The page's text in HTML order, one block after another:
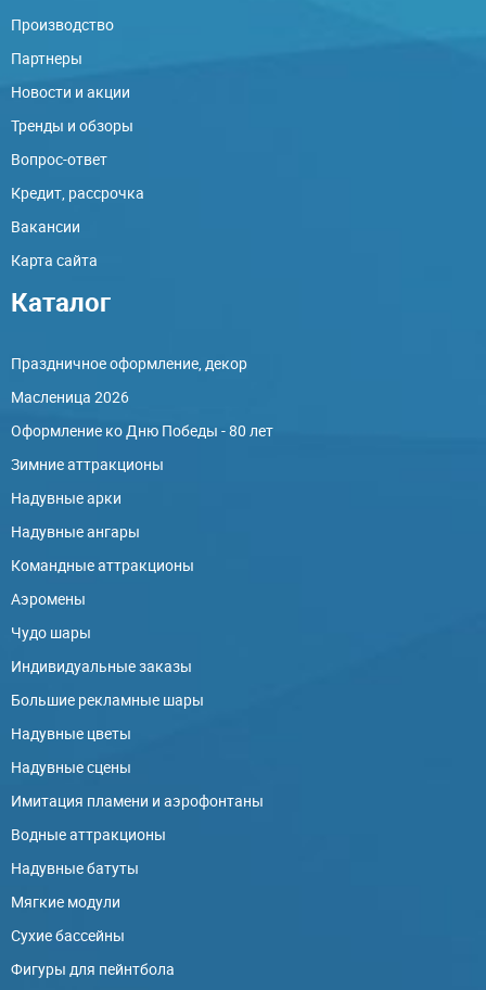
Производство
Партнеры
Новости и акции
Тренды и обзоры
Вопрос-ответ
Кредит, рассрочка
Вакансии
Карта сайта
Каталог
Праздничное оформление, декор
Масленица 2026
Оформление ко Дню Победы - 80 лет
Зимние аттракционы
Надувные арки
Надувные ангары
Командные аттракционы
Аэромены
Чудо шары
Индивидуальные заказы
Большие рекламные шары
Надувные цветы
Надувные сцены
Имитация пламени и аэрофонтаны
Водные аттракционы
Надувные батуты
Мягкие модули
Сухие бассейны
Фигуры для пейнтбола